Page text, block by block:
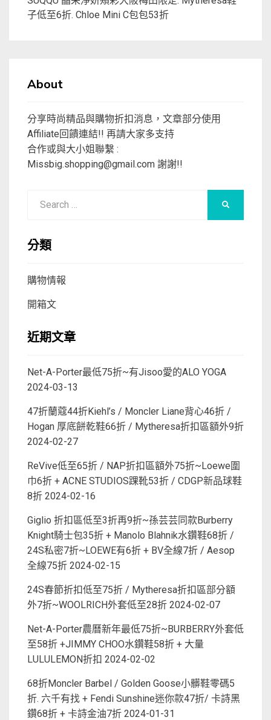
子低至6折. Chloe Mini C包包53折
About
分享時尚精品與購物折扣消息，文章部分使用
Affiliate回饋連結!! 再請大家多支持
合作或與大小姐聯繫 :
Missbig.shopping@gmail.com 謝謝!!
分類
購物情報
開箱文
近期文章
Net-A-Porter最低75折~有Jisoo愛的ALO YOGA
2024-03-13
47折蘭蔻44折Kiehl’s / Moncler Liane背心46折 /
Hogan 厚底餅乾鞋66折 / Mytheresa折扣區額外9折
2024-02-27
ReVive低至65折 / NAP折扣區額外75折~Loewe圍
巾6折 + ACNE STUDIOS踝靴53折 / CDGP新品球鞋
8折 2024-02-16
Giglio 折扣區低至3折再9折~孫芸芸同款Burberry
Knight騎士包35折 + Manolo Blahnik水鑽鞋68折 /
24S私密7折~LOEWE有6折 + BV全線7折 / Aesop
全線75折 2024-02-15
24S春節折扣低至75折 / Mytheresa折扣區部分額
外7折~WOOLRICH外套低至28折 2024-02-07
Net-A-Porter農曆新年最低75折~BURBERRY外套低
至58折 +JIMMY CHOO水鑽鞋58折 + 大量
LULULEMON折扣 2024-02-02
68折Moncler Barbel / Golden Goose小髒鞋零碼5
折. 六千有找 + Fendi Sunshine迷你款47折/ 卡詩黑
鑽68折 + 卡詩金油7折 2024-01-31